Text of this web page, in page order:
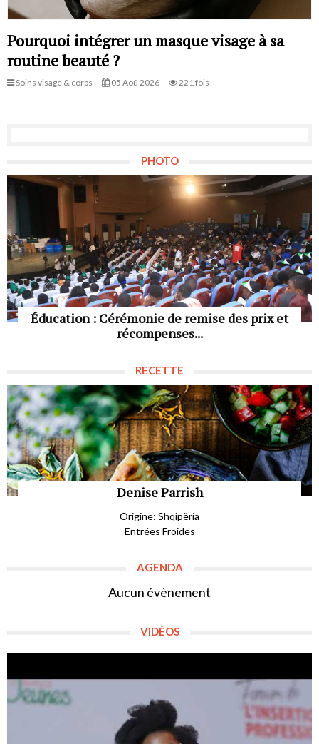
Pourquoi intégrer un masque visage à sa
routine beauté ?
Soins visage & corps 05 Aoû 2026 221 fois
PHOTO
Éducation : Cérémonie de remise des prix et
récompenses...
RECETTE
Denise Parrish
Origine: Shqipëria
Entrées Froides
AGENDA
Aucun évènement
VIDÉOS